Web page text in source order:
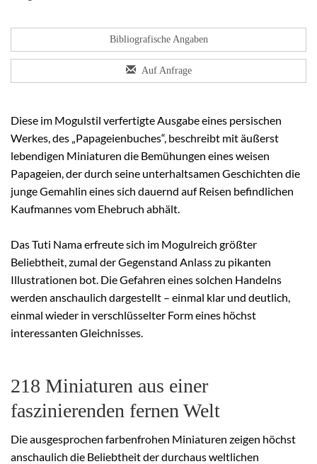
Bibliografische Angaben
Auf Anfrage
Diese im Mogulstil verfertigte Ausgabe eines persischen
Werkes, des „Papageienbuches“, beschreibt mit äußerst
lebendigen Miniaturen die Bemühungen eines weisen
Papageien, der durch seine unterhaltsamen Geschichten die
junge Gemahlin eines sich dauernd auf Reisen befindlichen
Kaufmannes vom Ehebruch abhält.
Das Tuti Nama erfreute sich im Mogulreich größter
Beliebtheit, zumal der Gegenstand Anlass zu pikanten
Illustrationen bot. Die Gefahren eines solchen Handelns
werden anschaulich dargestellt – einmal klar und deutlich,
einmal wieder in verschlüsselter Form eines höchst
interessanten Gleichnisses.
218 Miniaturen aus einer
faszinierenden fernen Welt
Die ausgesprochen farbenfrohen Miniaturen zeigen höchst
anschaulich die Beliebtheit der durchaus weltlichen